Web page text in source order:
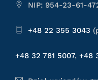
NIP: 954-23-61-
+48 22 355 3043
+48 32 781 5007, +48